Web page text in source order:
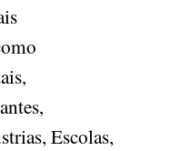
Escolas,